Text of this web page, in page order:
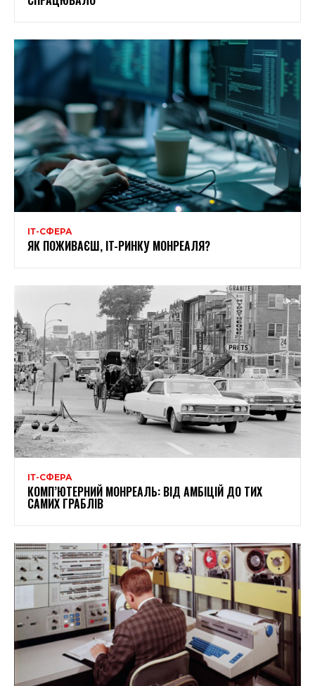
ІТ-СФЕРА
ЯК ПОЖИВАЄШ, IT-РИНКУ МОНРЕАЛЯ?
ІТ-СФЕРА
КОМП’ЮТЕРНИЙ МОНРЕАЛЬ: ВІД АМБІЦІЙ ДО ТИХ
САМИХ ГРАБЛІВ